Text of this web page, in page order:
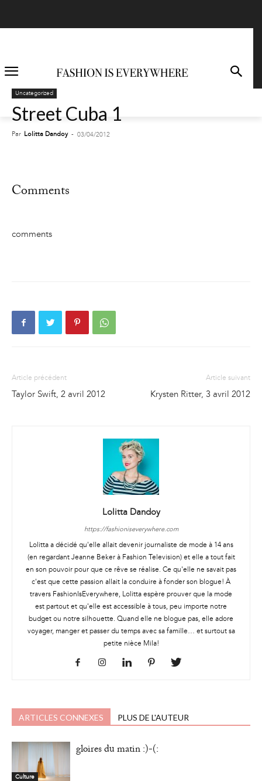
Uncategorized
Street Cuba 1
Par Lolitta Dandoy - 03/04/2012
Comments
comments
Article précédent
Taylor Swift, 2 avril 2012
Article suivant
Krysten Ritter, 3 avril 2012
Lolitta Dandoy
https://fashioniseverywhere.com
Lolitta a décidé qu'elle allait devenir journaliste de mode à 14 ans
(en regardant Jeanne Beker à Fashion Television) et elle a tout fait
en son pouvoir pour que ce rêve se réalise. Ce qu'elle ne savait pas
c'est que cette passion allait la conduire à fonder son blogue! À
travers FashionIsEverywhere, Lolitta espère prouver que la mode
est partout et qu'elle est accessible à tous, peu importe notre
budget ou notre silhouette. Quand elle ne blogue pas, elle adore
voyager, manger et passer du temps avec sa famille… et surtout sa
petite nièce Mila!
ARTICLES CONNEXES PLUS DE L'AUTEUR
Culture
gloires du matin :)-(: